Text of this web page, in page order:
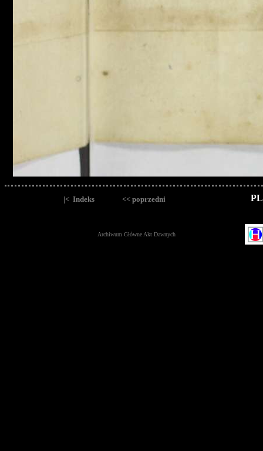
|< Indeks << poprzedni
Archiwum Główne Akt Dawnych